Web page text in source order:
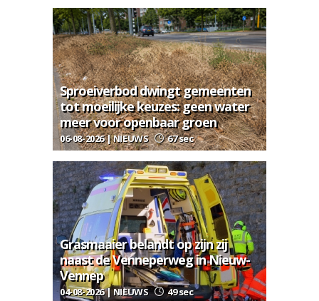
Sproeiverbod dwingt gemeenten
tot moeilijke keuzes: geen water
meer voor openbaar groen
06-08-2026 | NIEUWS 67 sec
Grasmaaier belandt op zijn zij
naast de Venneperweg in Nieuw-
Vennep
04-08-2026 | NIEUWS 49 sec